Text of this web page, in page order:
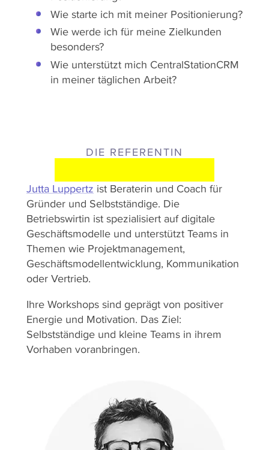
Wie starte ich mit meiner Positionierung?
Wie werde ich für meine Zielkunden
besonders?
Wie unterstützt mich CentralStationCRM
in meiner täglichen Arbeit?
DIE REFERENTIN
Jutta Luppertz ist Beraterin und Coach für
Gründer und Selbstständige. Die
Betriebswirtin ist spezialisiert auf digitale
Geschäftsmodelle und unterstützt Teams in
Themen wie Projektmanagement,
Geschäftsmodellentwicklung, Kommunikation
oder Vertrieb.
Ihre Workshops sind geprägt von positiver
Energie und Motivation. Das Ziel:
Selbstständige und kleine Teams in ihrem
Vorhaben voranbringen.